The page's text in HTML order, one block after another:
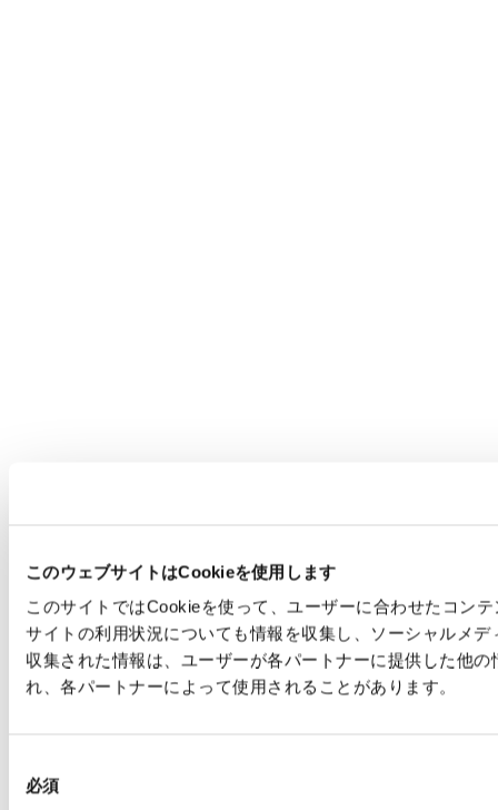
このウェブサイトはCookieを使用します
このサイトではCookieを使って、ユーザーに合わせたコン
サイトの利用状況についても情報を収集し、ソーシャルメ
収集された情報は、ユーザーが各パートナーに提供した他
れ、各パートナーによって使用されることがあります。
必須